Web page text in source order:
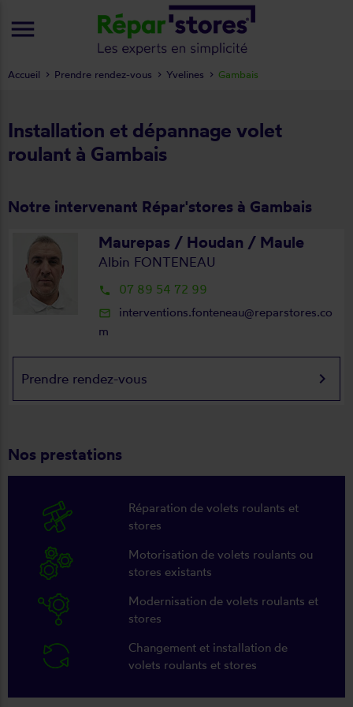
Installation et dépannage volet
roulant à Gambais
Notre intervenant Répar'stores à Gambais
Maurepas / Houdan / Maule
Albin FONTENEAU
local_phone 07 89 54 72 99
mail_outline
interventions.fonteneau@reparstores.co
m
Prendre rendez-vous keyboard_arrow_right
Nos prestations
Réparation de volets roulants et
stores
Motorisation de volets roulants ou
stores existants
Modernisation de volets roulants et
stores
Changement et installation de
volets roulants et stores
Accueil Prendre rendez-vous Yvelines Gambais
menu